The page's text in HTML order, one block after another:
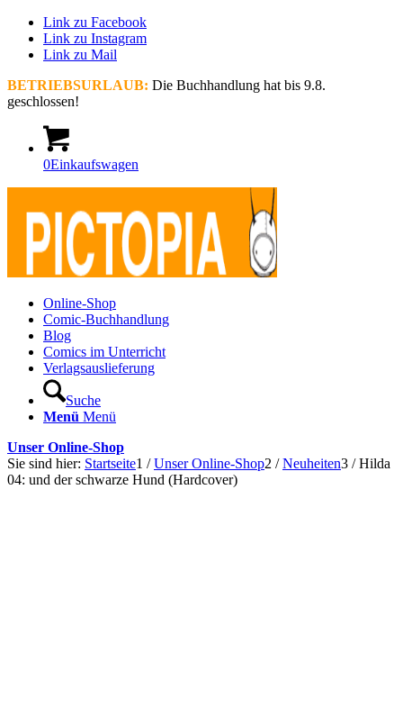
Link zu Facebook
Link zu Instagram
Link zu Mail
BETRIEBSURLAUB: Die Buchhandlung hat bis 9.8.
geschlossen!
0Einkaufswagen
Online-Shop
Comic-Buchhandlung
Blog
Comics im Unterricht
Verlagsauslieferung
Suche
Menü Menü
Unser Online-Shop
Sie sind hier: Startseite1 / Unser Online-Shop2 / Neuheiten3 / Hilda
04: und der schwarze Hund (Hardcover)